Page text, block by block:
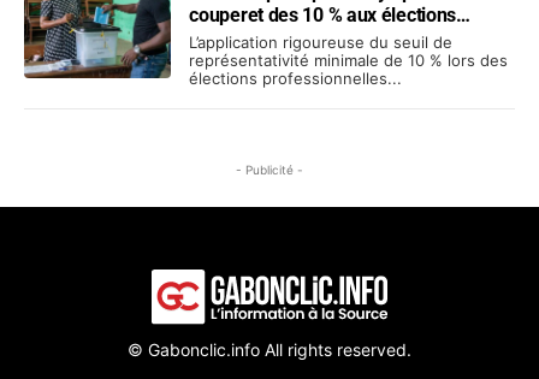
couperet des 10 % aux élections
professionnelles
L’application rigoureuse du seuil de
représentativité minimale de 10 % lors des
élections professionnelles...
- Publicité -
© Gabonclic.info All rights reserved.